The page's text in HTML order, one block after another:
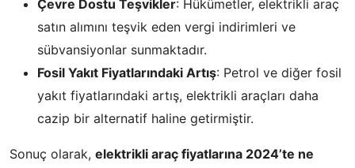
Çevre Dostu Teşvikler: Hükümetler, elektrikli araç
satın alımını teşvik eden vergi indirimleri ve
sübvansiyonlar sunmaktadır.
Fosil Yakıt Fiyatlarındaki Artış: Petrol ve diğer fosil
yakıt fiyatlarındaki artış, elektrikli araçları daha
cazip bir alternatif haline getirmiştir.
Sonuç olarak, elektrikli araç fiyatlarına 2024’te ne